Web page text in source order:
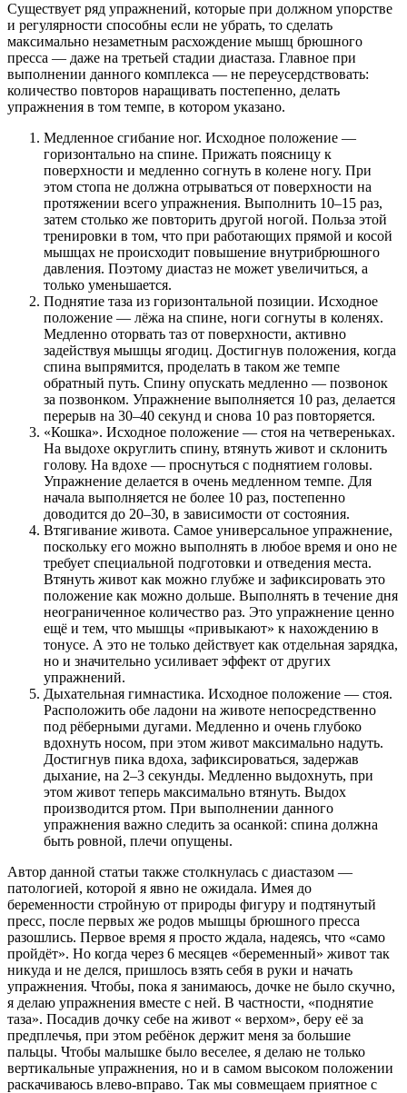
Существует ряд упражнений, которые при должном упорстве
и регулярности способны если не убрать, то сделать
максимально незаметным расхождение мышц брюшного
пресса — даже на третьей стадии диастаза. Главное при
выполнении данного комплекса — не переусердствовать:
количество повторов наращивать постепенно, делать
упражнения в том темпе, в котором указано.
Медленное сгибание ног. Исходное положение —
горизонтально на спине. Прижать поясницу к
поверхности и медленно согнуть в колене ногу. При
этом стопа не должна отрываться от поверхности на
протяжении всего упражнения. Выполнить 10–15 раз,
затем столько же повторить другой ногой. Польза этой
тренировки в том, что при работающих прямой и косой
мышцах не происходит повышение внутрибрюшного
давления. Поэтому диастаз не может увеличиться, а
только уменьшается.
Поднятие таза из горизонтальной позиции. Исходное
положение — лёжа на спине, ноги согнуты в коленях.
Медленно оторвать таз от поверхности, активно
задействуя мышцы ягодиц. Достигнув положения, когда
спина выпрямится, проделать в таком же темпе
обратный путь. Спину опускать медленно — позвонок
за позвонком. Упражнение выполняется 10 раз, делается
перерыв на 30–40 секунд и снова 10 раз повторяется.
«Кошка». Исходное положение — стоя на четвереньках.
На выдохе округлить спину, втянуть живот и склонить
голову. На вдохе — проснуться с поднятием головы.
Упражнение делается в очень медленном темпе. Для
начала выполняется не более 10 раз, постепенно
доводится до 20–30, в зависимости от состояния.
Втягивание живота. Самое универсальное упражнение,
поскольку его можно выполнять в любое время и оно не
требует специальной подготовки и отведения места.
Втянуть живот как можно глубже и зафиксировать это
положение как можно дольше. Выполнять в течение дня
неограниченное количество раз. Это упражнение ценно
ещё и тем, что мышцы «привыкают» к нахождению в
тонусе. А это не только действует как отдельная зарядка,
но и значительно усиливает эффект от других
упражнений.
Дыхательная гимнастика. Исходное положение — стоя.
Расположить обе ладони на животе непосредственно
под рёберными дугами. Медленно и очень глубоко
вдохнуть носом, при этом живот максимально надуть.
Достигнув пика вдоха, зафиксироваться, задержав
дыхание, на 2–3 секунды. Медленно выдохнуть, при
этом живот теперь максимально втянуть. Выдох
производится ртом. При выполнении данного
упражнения важно следить за осанкой: спина должна
быть ровной, плечи опущены.
Автор данной статьи также столкнулась с диастазом —
патологией, которой я явно не ожидала. Имея до
беременности стройную от природы фигуру и подтянутый
пресс, после первых же родов мышцы брюшного пресса
разошлись. Первое время я просто ждала, надеясь, что «само
пройдёт». Но когда через 6 месяцев «беременный» живот так
никуда и не делся, пришлось взять себя в руки и начать
упражнения. Чтобы, пока я занимаюсь, дочке не было скучно,
я делаю упражнения вместе с ней. В частности, «поднятие
таза». Посадив дочку себе на живот « верхом», беру её за
предплечья, при этом ребёнок держит меня за большие
пальцы. Чтобы малышке было веселее, я делаю не только
вертикальные упражнения, но и в самом высоком положении
раскачиваюсь влево-вправо. Так мы совмещаем приятное с